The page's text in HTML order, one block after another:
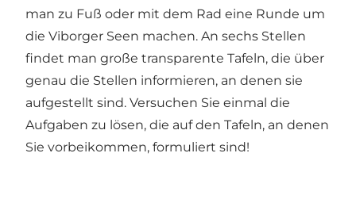
man zu Fuß oder mit dem Rad eine Runde um
die Viborger Seen machen. An sechs Stellen
findet man große transparente Tafeln, die über
genau die Stellen informieren, an denen sie
aufgestellt sind. Versuchen Sie einmal die
Aufgaben zu lösen, die auf den Tafeln, an denen
Sie vorbeikommen, formuliert sind!